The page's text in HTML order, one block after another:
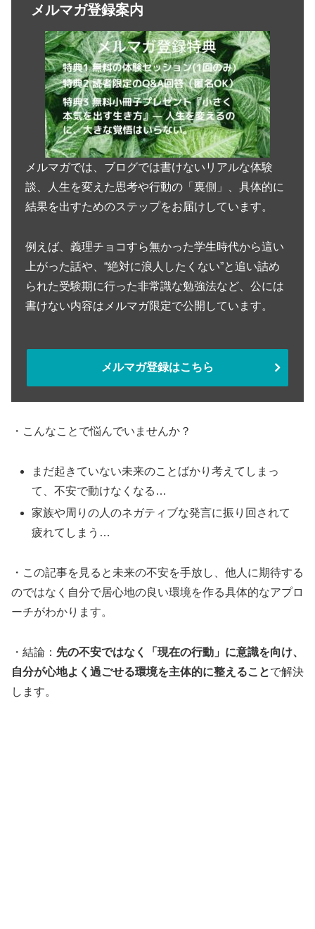
メルマガ登録案内
メルマガでは、ブログでは書けないリアルな体験
談、人生を変えた思考や行動の「裏側」、具体的に
結果を出すためのステップをお届けしています。
例えば、義理チョコすら無かった学生時代から這い
上がった話や、“絶対に浪人したくない”と追い詰め
られた受験期に行った非常識な勉強法など、公には
書けない内容はメルマガ限定で公開しています。
メルマガ登録はこちら
・こんなことで悩んでいませんか？
まだ起きていない未来のことばかり考えてしまっ
て、不安で動けなくなる…
家族や周りの人のネガティブな発言に振り回されて
疲れてしまう…
・この記事を見ると未来の不安を手放し、他人に期待する
のではなく自分で居心地の良い環境を作る具体的なアプロ
ーチがわかります。
・結論： 先の不安ではなく「現在の行動」に意識を向け、
自分が心地よく過ごせる環境を主体的に整えることで解決
します。